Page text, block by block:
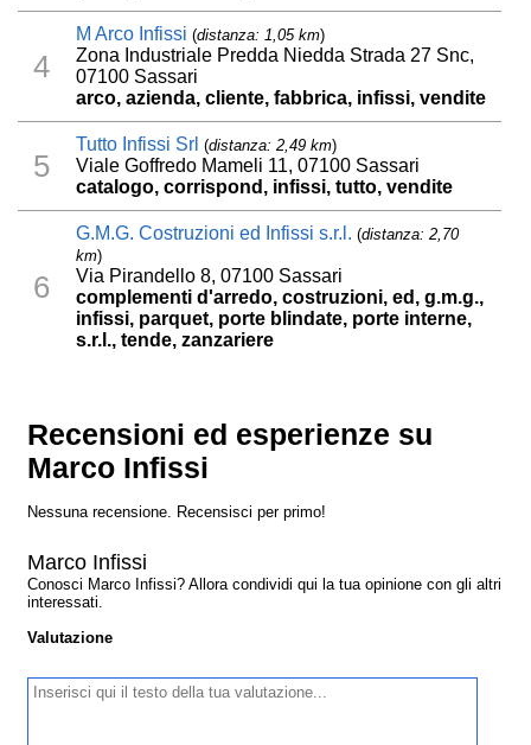
4
M Arco Infissi (distanza: 1,05 km)
Zona Industriale Predda Niedda Strada 27 Snc,
07100 Sassari
arco, azienda, cliente, fabbrica, infissi, vendite
5
Tutto Infissi Srl (distanza: 2,49 km)
Viale Goffredo Mameli 11, 07100 Sassari
catalogo, corrispond, infissi, tutto, vendite
6
G.M.G. Costruzioni ed Infissi s.r.l. (distanza: 2,70
km)
Via Pirandello 8, 07100 Sassari
complementi d'arredo, costruzioni, ed, g.m.g.,
infissi, parquet, porte blindate, porte interne,
s.r.l., tende, zanzariere
Recensioni ed esperienze su
Marco Infissi
Nessuna recensione. Recensisci per primo!
Marco Infissi
Conosci Marco Infissi? Allora condividi qui la tua opinione con gli altri
interessati.
Valutazione